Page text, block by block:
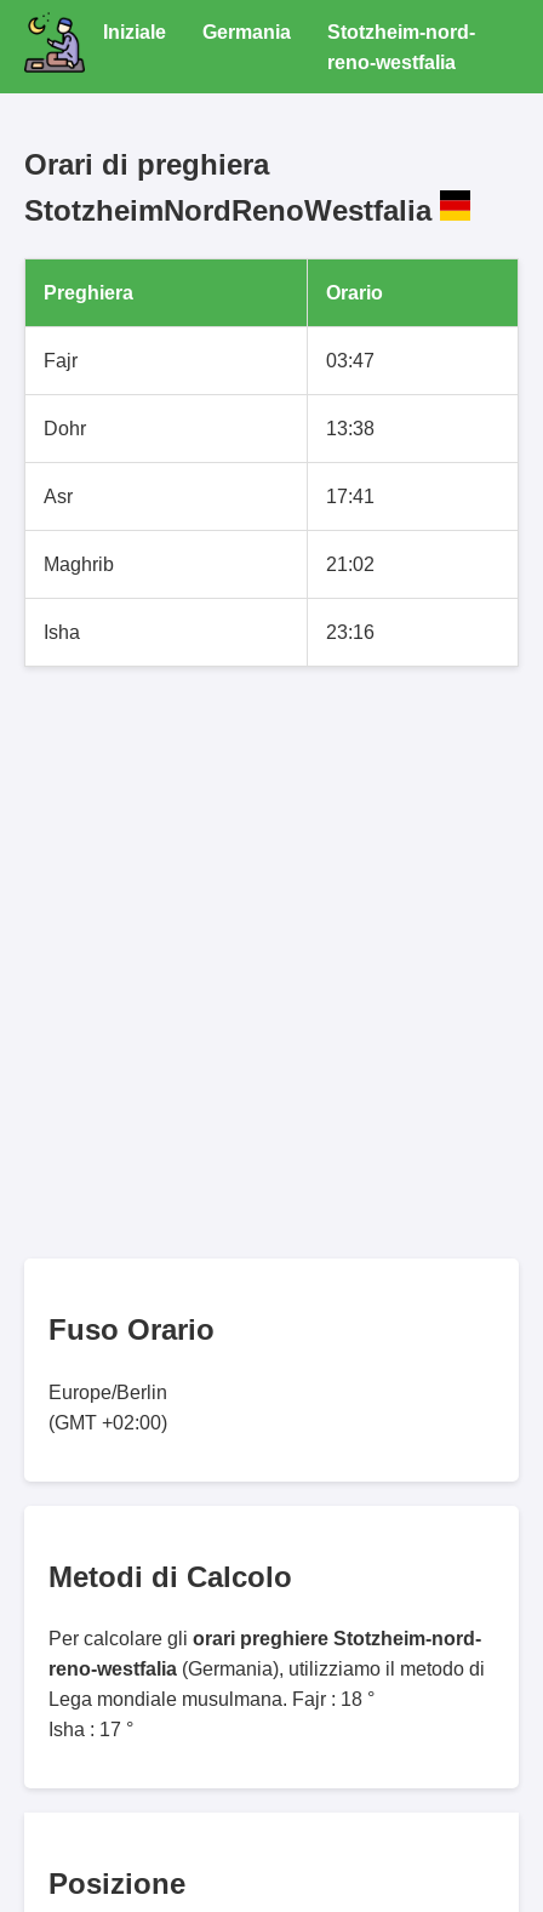
Iniziale Germania
Stotzheim-nord-
reno-westfalia
Orari di preghiera
StotzheimNordRenoWestfalia
Preghiera Orario
Fajr 03:47
Dohr 13:38
Asr 17:41
Maghrib 21:02
Isha 23:16
Fuso Orario
Europe/Berlin
(GMT +02:00)
Metodi di Calcolo
Per calcolare gli orari preghiere Stotzheim-nord-
reno-westfalia (Germania), utilizziamo il metodo di
Lega mondiale musulmana. Fajr : 18 °
Isha : 17 °
Posizione